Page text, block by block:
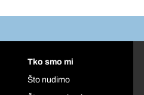
Tko smo mi
Što nudimo